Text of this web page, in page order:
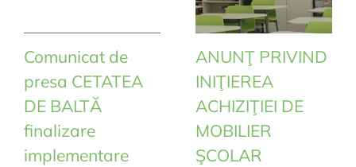
Comunicat de
presa CETATEA
DE BALTĂ
finalizare
implementare
ANUNŢ PRIVIND
INIŢIEREA
ACHIZIŢIEI DE
MOBILIER
ŞCOLAR